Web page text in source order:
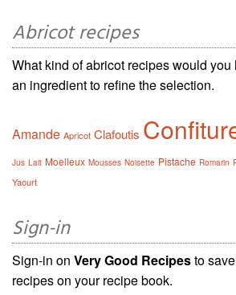
Abricot recipes
What kind of abricot recipes would
an ingredient to refine the selection.
Amande Apricot Clafoutis
Jus Lait Moelleux Mousses Noisette Pistache Romarin
Yaourt
Sign-in
Sign-in on Very Good Recipesto
recipes on your recipe book.